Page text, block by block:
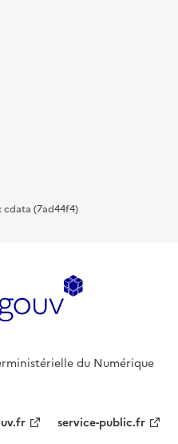
cdata (7ad44f4)
du Numérique
service-public.fr